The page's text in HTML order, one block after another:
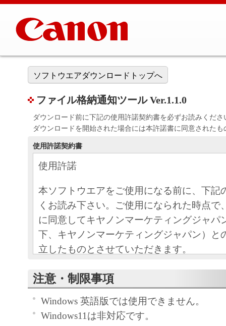
ソフトウエアダウンロードトップへ
ファイル格納通知ツール Ver.1.1.0
ダウンロード前に下記の使用許諾契約書を必ずお読みくださ
ダウンロードを開始された場合には本許諾書に同意された
使用許諾契約書
使用許諾
本ソフトウエアをご使用になる前に、下記
くお読み下さい。ご使用になられた時点で
に同意してキヤノンマーケティングジャパ
下、キヤノンマーケティングジャパン）と
立したものとさせていただきます。
本ソフトウエアおよびその複製物に関
容によりキヤノンマーケティングジャ
ンマーケティングジャパンのライセン
す。
注意・制限事項
Windows 英語版では使用できません。
Windows11は非対応です。